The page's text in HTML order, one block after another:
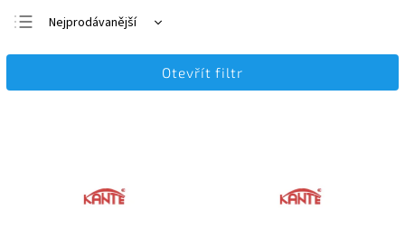
Nejprodávanější
Nejlevnější
Otevřít filtr